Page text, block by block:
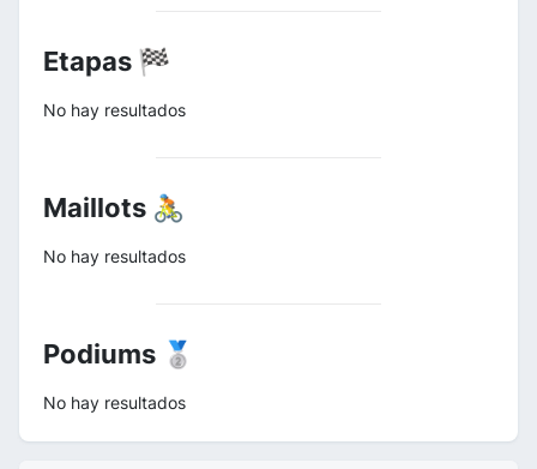
Etapas 🏁
No hay resultados
Maillots 🚴
No hay resultados
Podiums 🥈
No hay resultados